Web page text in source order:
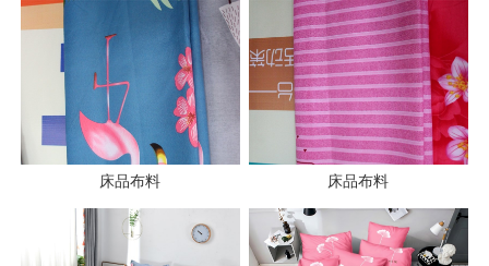
床品布料 床品布料